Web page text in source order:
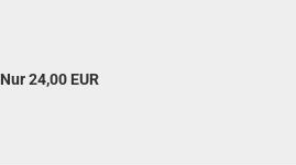
Nur 24,00 EUR